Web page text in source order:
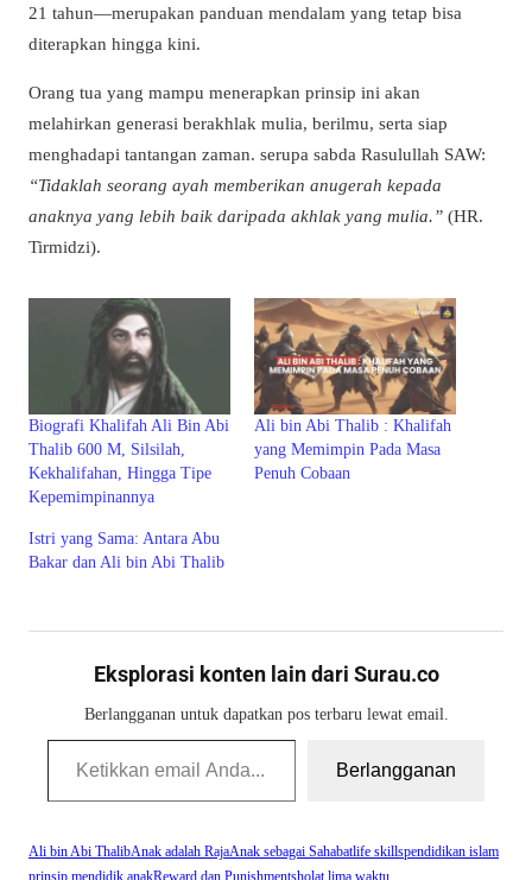
21 tahun—merupakan panduan mendalam yang tetap bisa
diterapkan hingga kini.
Orang tua yang mampu menerapkan prinsip ini akan
melahirkan generasi berakhlak mulia, berilmu, serta siap
menghadapi tantangan zaman. serupa sabda Rasulullah SAW:
“Tidaklah seorang ayah memberikan anugerah kepada
anaknya yang lebih baik daripada akhlak yang mulia.” (HR.
Tirmidzi).
Biografi Khalifah Ali Bin Abi
Thalib 600 M, Silsilah,
Kekhalifahan, Hingga Tipe
Kepemimpinannya
Ali bin Abi Thalib : Khalifah
yang Memimpin Pada Masa
Penuh Cobaan
Istri yang Sama: Antara Abu
Bakar dan Ali bin Abi Thalib
Eksplorasi konten lain dari Surau.co
Berlangganan untuk dapatkan pos terbaru lewat email.
Ketikkan email Anda...
Berlangganan
Ali bin Abi ThalibAnak adalah RajaAnak sebagai Sahabatlife skillspendidikan islam
prinsip mendidik anakReward dan Punishmentsholat lima waktu